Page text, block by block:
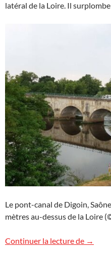
latéral de la Loire. Il
Le pont-canal de Digoin,
mètres au-dessus de la Loire
Continuer la lecture de Le
→